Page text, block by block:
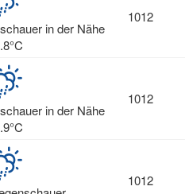
in der Nähe
1012
in der Nähe
1012
1012